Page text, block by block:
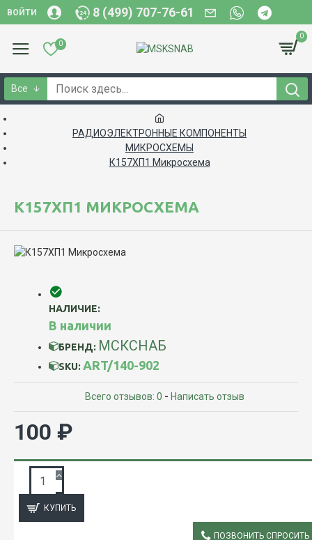
ВОЙТИ 8 (499) 707-76-61
0
0
Все
РАДИОЭЛЕКТРОННЫЕ КОМПОНЕНТЫ
МИКРОСХЕМЫ
К157ХП1 Микросхема
К157ХП1 МИКРОСХЕМА
НАЛИЧИЕ:
В наличии
БРЕНД: МСКСНАБ
SKU: ART/140-902
Всего отзывов: 0 - Написать отзыв
100 ₽
КУПИТЬ
ПОЗВОНИТЬ СПРОСИТЬ